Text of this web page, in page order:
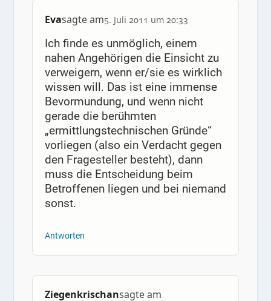
Evasagte am5. Juli 2011 um 20:33
Ich finde es unmöglich, einem
nahen Angehörigen die Einsicht zu
verweigern, wenn er/sie es wirklich
wissen will. Das ist eine immense
Bevormundung, und wenn nicht
gerade die berühmten
„ermittlungstechnischen Gründe“
vorliegen (also ein Verdacht gegen
den Fragesteller besteht), dann
muss die Entscheidung beim
Betroffenen liegen und bei niemand
sonst.
Antworten
Ziegenkrischansagte am